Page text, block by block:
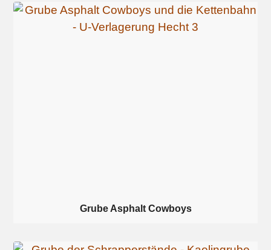
Grube Asphalt Cowboys